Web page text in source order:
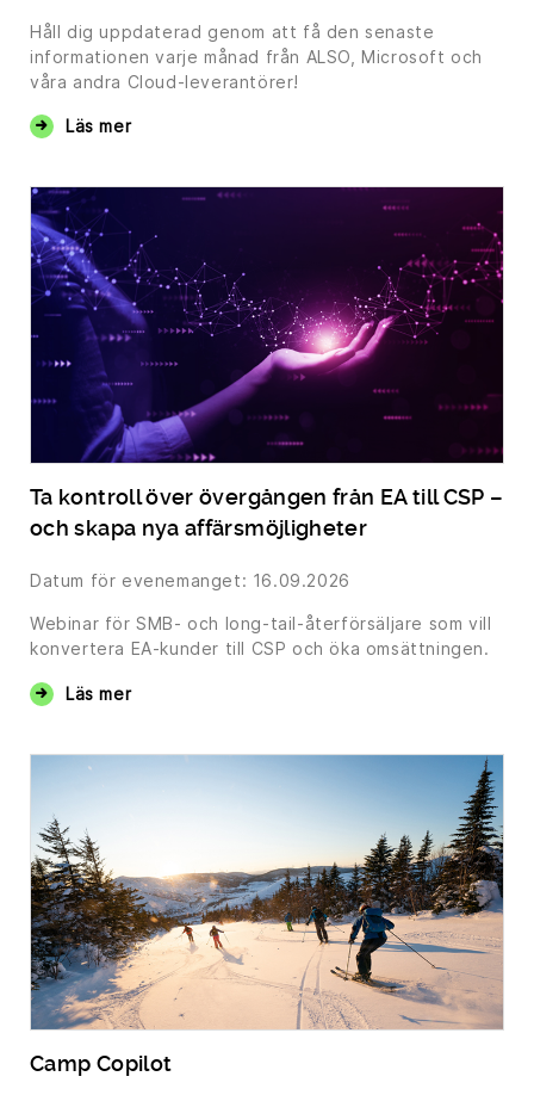
Håll dig uppdaterad genom att få den senaste
informationen varje månad från ALSO, Microsoft och
våra andra Cloud-leverantörer!
Läs mer
Ta kontroll över övergången från EA till CSP –
och skapa nya affärsmöjligheter
Datum för evenemanget: 16.09.2026
Webinar för SMB- och long-tail-återförsäljare som vill
konvertera EA-kunder till CSP och öka omsättningen.
Läs mer
Camp Copilot